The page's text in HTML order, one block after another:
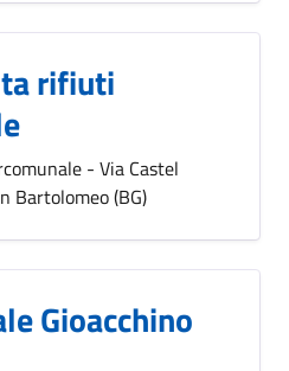
rifiuti
- Via Castel
Bartolomeo (BG)
Gioacchino